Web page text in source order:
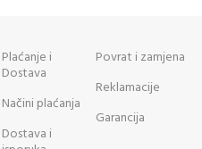
Plaćanje i
Dostava
Načini plaćanja
Dostava i
Povrat i zamjena
Reklamacije
Garancija